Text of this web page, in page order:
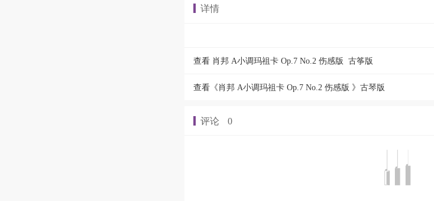
详情
查看 肖邦 A小调玛祖卡 Op.7 No.2 伤感版 古筝版
查看《肖邦 A小调玛祖卡 Op.7 No.2 伤感版 》古琴版
评论 0